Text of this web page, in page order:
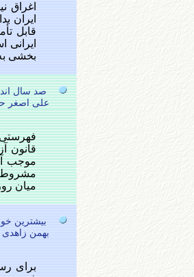
اغراق
ایران
قابل
بخشی
صد سال
علی اصغر
موجب‌
میان‌
بیشترین
بهمن زاهدی
برای